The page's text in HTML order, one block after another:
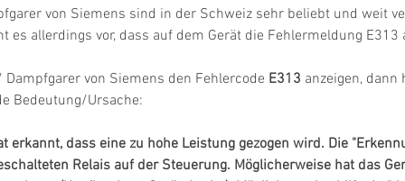
von Siemens sind in der Schweiz sehr beliebt und weit
es allerdings vor, dass auf dem Gerät die Fehlermeldung E313
Dampfgarer von Siemens den Fehlercode E313 anzeigen,
Bedeutung/Ursache:
erkannt, dass eine zu hohe Leistung gezogen wird. Die
Relais auf der Steuerung. Möglicherweise hat das